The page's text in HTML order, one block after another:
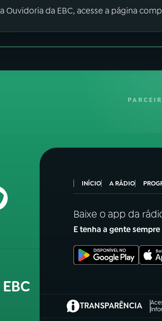
Ouvidoria da EBC, acesse a página
INÍCIO A RÁDIO
Baixe o app da
E tenha a gente
TRANSPARÊNCIA
(abre em nova aba)